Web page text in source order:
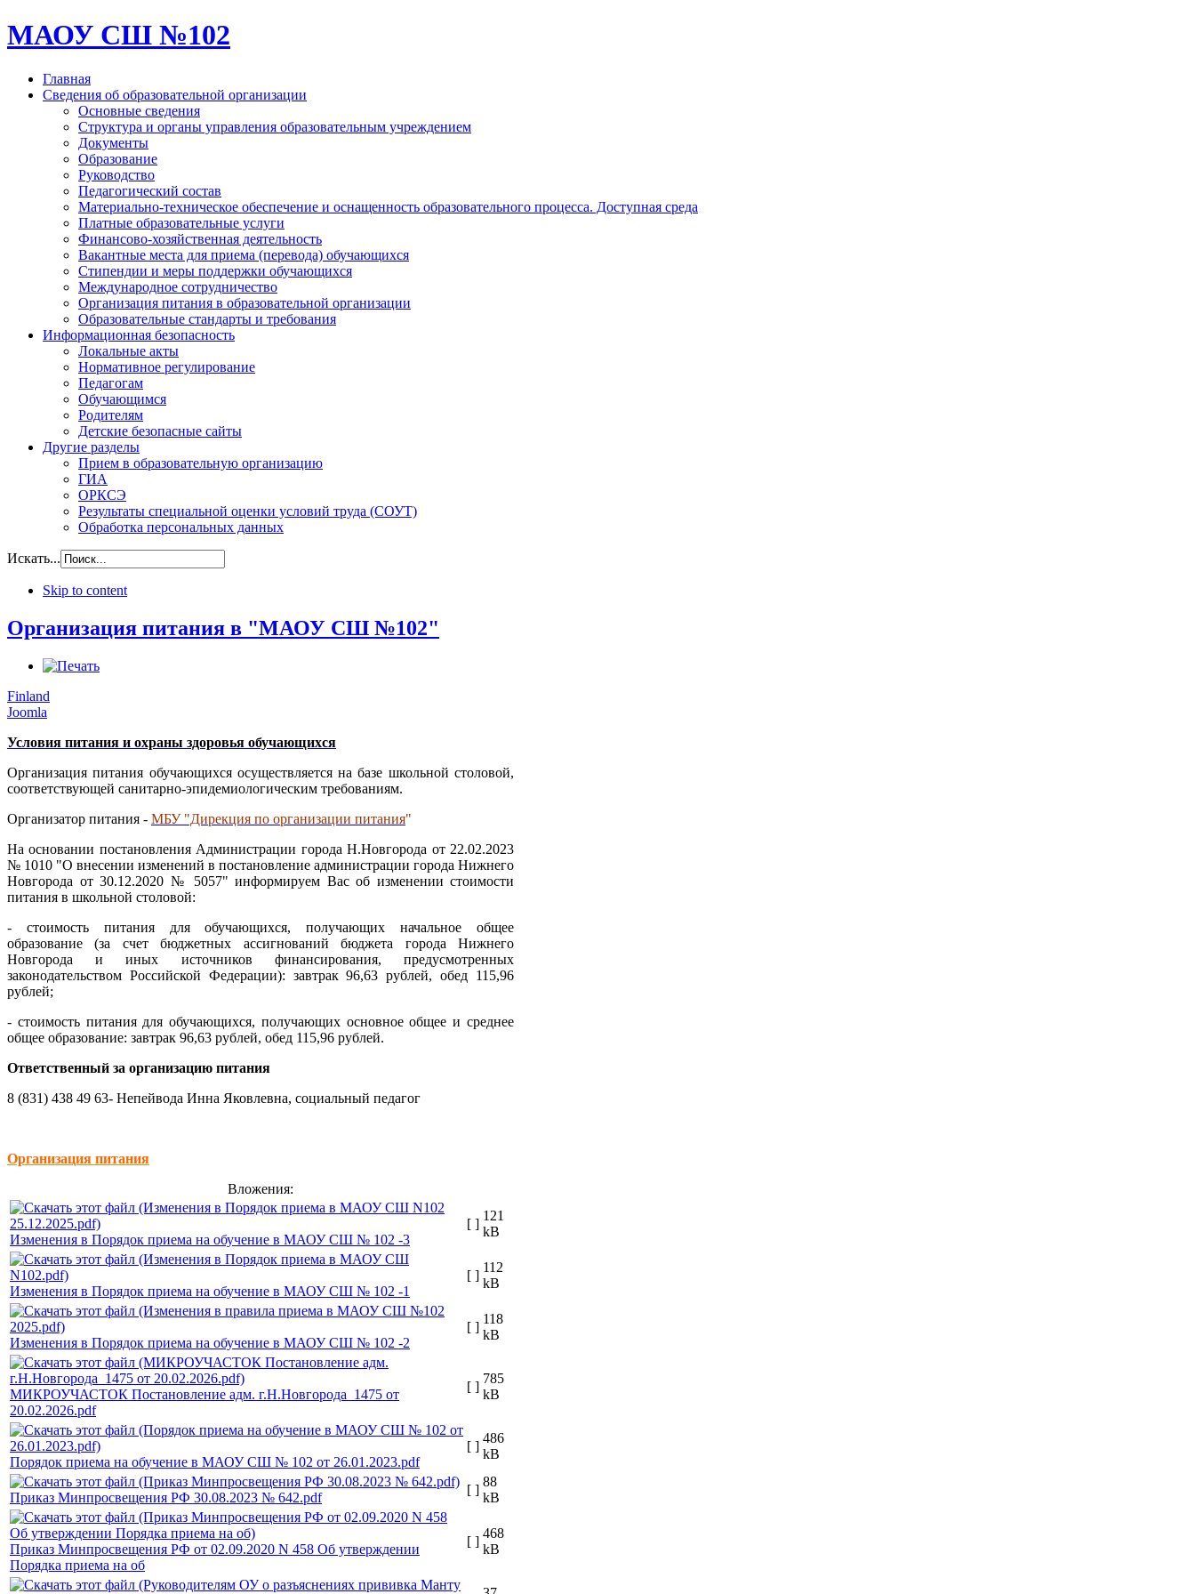
МАОУ СШ №102
Главная
Сведения об образовательной организации
Основные сведения
Структура и органы управления образовательным учреждением
Документы
Образование
Руководство
Педагогический состав
Материально-техническое обеспечение и оснащенность образовательного процесса. Доступная среда
Платные образовательные услуги
Финансово-хозяйственная деятельность
Вакантные места для приема (перевода) обучающихся
Стипендии и меры поддержки обучающихся
Международное сотрудничество
Организация питания в образовательной организации
Образовательные стандарты и требования
Информационная безопасность
Локальные акты
Нормативное регулирование
Педагогам
Обучающимся
Родителям
Детские безопасные сайты
Другие разделы
Прием в образовательную организацию
ГИА
ОРКСЭ
Результаты специальной оценки условий труда (СОУТ)
Обработка персональных данных
Искать...
Skip to content
Организация питания в "МАОУ СШ №102"
Finland
Joomla
Условия питания и охраны здоровья обучающихся
Организация питания обучающихся осуществляется на базе школьной столовой,
соответствующей санитарно-эпидемиологическим требованиям.
Организатор питания - МБУ "Дирекция по организации питания"
На основании постановления Администрации города Н.Новгорода от 22.02.2023
№ 1010 "О внесении изменений в постановление администрации города Нижнего
Новгорода от 30.12.2020 № 5057" информируем Вас об изменении стоимости
питания в школьной столовой:
- стоимость питания для обучающихся, получающих начальное общее
образование (за счет бюджетных ассигнований бюджета города Нижнего
Новгорода и иных источников финансирования, предусмотренных
законодательством Российской Федерации): завтрак 96,63 рублей, обед 115,96
рублей;
- стоимость питания для обучающихся, получающих основное общее и среднее
общее образование: завтрак 96,63 рублей, обед 115,96 рублей.
Ответственный за организацию питания
8 (831) 438 49 63- Непейвода Инна Яковлевна, социальный педагог
Организация питания
Вложения:
Изменения в Порядок приема на обучение в МАОУ СШ № 102 -3
[ ]
121
kB
Изменения в Порядок приема на обучение в МАОУ СШ № 102 -1
[ ]
112
kB
Изменения в Порядок приема на обучение в МАОУ СШ № 102 -2
[ ]
118
kB
МИКРОУЧАСТОК Постановление адм. г.Н.Новгорода_1475 от
20.02.2026.pdf
[ ]
785
kB
Порядок приема на обучение в МАОУ СШ № 102 от 26.01.2023.pdf
[ ]
486
kB
Приказ Минпросвещения РФ 30.08.2023 № 642.pdf
[ ]
88
kB
Приказ Минпросвещения РФ от 02.09.2020 N 458 Об утверждении
Порядка приема на об
[ ]
468
kB